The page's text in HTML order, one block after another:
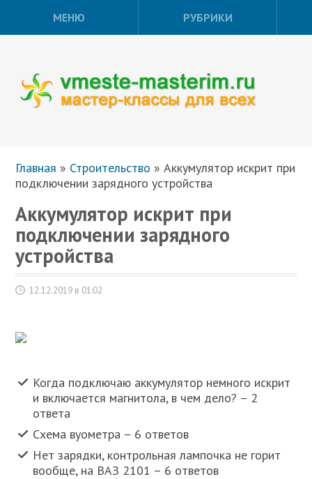
МЕНЮ РУБРИКИ
Главная » Строительство »Аккумулятор искрит при
подключении зарядного устройства
Аккумулятор искрит при
подключении зарядного
устройства
12.12.2019 в 01:02
Когда подключаю аккумулятор немного искрит
и включается магнитола, в чем дело? – 2
ответа
Схема вуометра – 6 ответов
Нет зарядки, контрольная лампочка не горит
вообще, на ВАЗ 2101 – 6 ответов